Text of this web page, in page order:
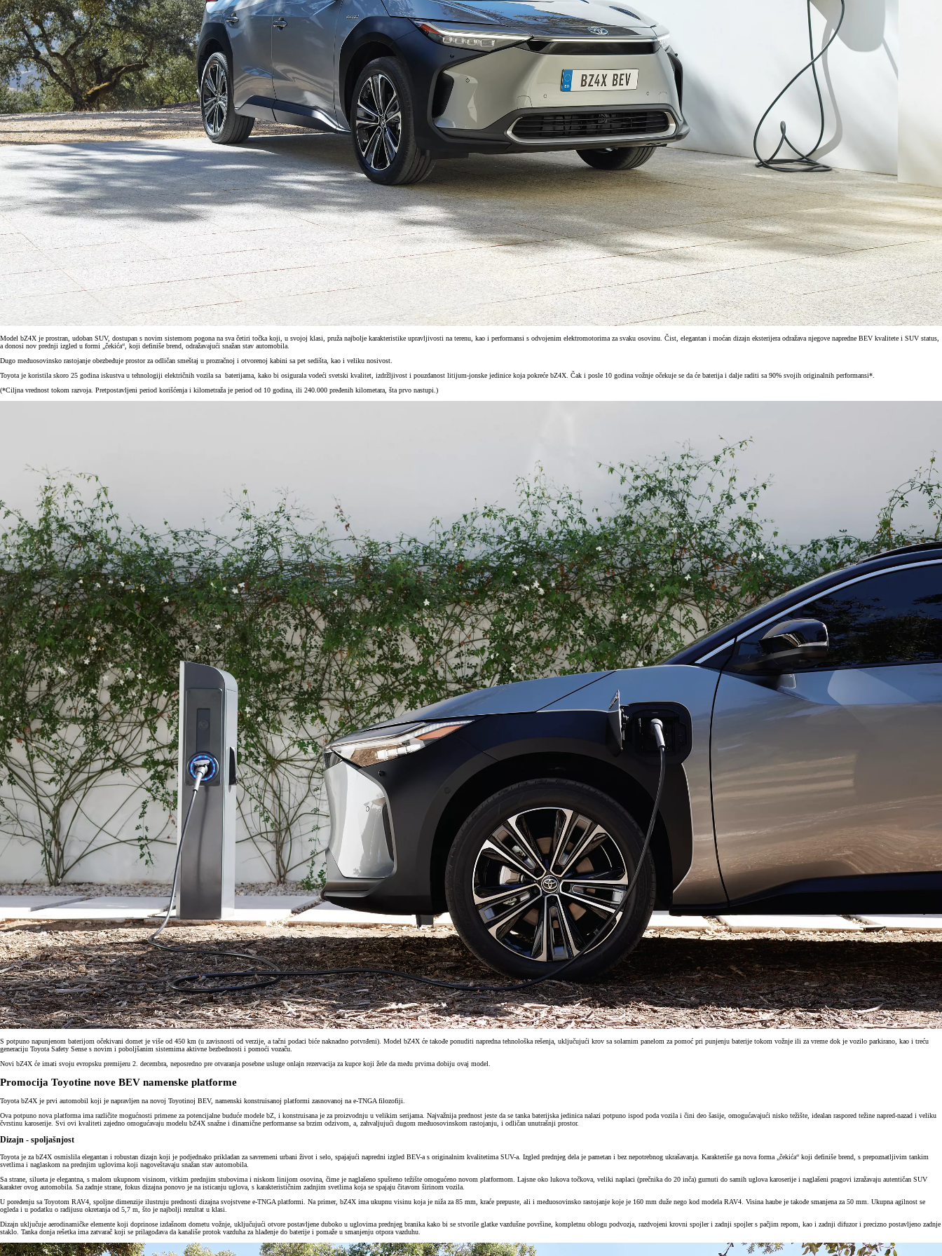
Model bZ4X je prostran, udoban SUV, dostupan s novim sistemom pogona na sva četiri točka koji, u svojoj klasi, pruža najbolje karakteristike upravljivosti na terenu, kao i performansi s odvojenim elektromotorima za svaku osovinu. Čist, elegantan i moćan dizajn eksterijera odražava njegove napredne BEV kvalitete i SUV status,
a donosi nov prednji izgled u formi „čekića“, koji definiše brend, odražavajući snažan stav automobila.
Dugo međuosovinsko rastojanje obezbeđuje prostor za odličan smeštaj u prozračnoj i otvorenoj kabini sa pet sedišta, kao i veliku nosivost.
Toyota je koristila skoro 25 godina iskustva u tehnologiji električnih vozila sa baterijama, kako bi osigurala vodeći svetski kvalitet, izdržljivost i pouzdanost litijum-jonske jedinice koja pokreće bZ4X. Čak i posle 10 godina vožnje očekuje se da će baterija i dalje raditi sa 90% svojih originalnih performansi*.
(*Ciljna vrednost tokom razvoja. Pretpostavljeni period korišćenja i kilometraža je period od 10 godina, ili 240.000 pređenih kilometara, šta prvo nastupi.)
S potpuno napunjenom baterijom očekivani domet je više od 450 km (u zavisnosti od verzije, a tačni podaci biće naknadno potvrđeni). Model bZ4X će takođe ponuditi napredna tehnološka rešenja, uključujući krov sa solarnim panelom za pomoć pri punjenju baterije tokom vožnje ili za vreme dok je vozilo parkirano, kao i treću
generaciju Toyota Safety Sense s novim i poboljšanim sistemima aktivne bezbednosti i pomoći vozaču.
Novi bZ4X će imati svoju evropsku premijeru 2. decembra, neposredno pre otvaranja posebne usluge onlajn rezervacija za kupce koji žele da među prvima dobiju ovaj model.
Promocija Toyotine nove BEV namenske platforme
Toyota bZ4X je prvi automobil koji je napravljen na novoj Toyotinoj BEV, namenski konstruisanoj platformi zasnovanoj na e-TNGA filozofiji.
Ova potpuno nova platforma ima različite mogućnosti primene za potencijalne buduće modele bZ, i konstruisana je za proizvodnju u velikim serijama. Najvažnija prednost jeste da se tanka baterijska jedinica nalazi potpuno ispod poda vozila i čini deo šasije, omogućavajući nisko težište, idealan raspored težine napred-nazad i veliku
čvrstinu karoserije. Svi ovi kvaliteti zajedno omogućavaju modelu bZ4X snažne i dinamične performanse sa brzim odzivom, a, zahvaljujući dugom međuosovinskom rastojanju, i odličan unutrašnji prostor.
Dizajn - spoljašnjost
Toyota je za bZ4X osmislila elegantan i robustan dizajn koji je podjednako prikladan za savremeni urbani život i selo, spajajući napredni izgled BEV-a s originalnim kvalitetima SUV-a. Izgled prednjeg dela je pametan i bez nepotrebnog ukrašavanja. Karakteriše ga nova forma „čekića“ koji definiše brend, s prepoznatljivim tankim
svetlima i naglaskom na prednjim uglovima koji nagoveštavaju snažan stav automobila.
Sa strane, silueta je elegantna, s malom ukupnom visinom, vitkim prednjim stubovima i niskom linijom osovina, čime je naglašeno spušteno težište omogućeno novom platformom. Lajsne oko lukova točkova, veliki naplaci (prečnika do 20 inča) gurnuti do samih uglova karoserije i naglašeni pragovi izražavaju autentičan SUV
karakter ovog automobila. Sa zadnje strane, fokus dizajna ponovo je na isticanju uglova, s karakterističnim zadnjim svetlima koja se spajaju čitavom širinom vozila.
U poređenju sa Toyotom RAV4, spoljne dimenzije ilustruju prednosti dizajna svojstvene e-TNGA platformi. Na primer, bZ4X ima ukupnu visinu koja je niža za 85 mm, kraće prepuste, ali i međuosovinsko rastojanje koje je 160 mm duže nego kod modela RAV4. Visina haube je takođe smanjena za 50 mm. Ukupna agilnost se
ogleda i u podatku o radijusu okretanja od 5,7 m, što je najbolji rezultat u klasi.
Dizajn uključuje aerodinamičke elemente koji doprinose izdašnom dometu vožnje, uključujući otvore postavljene duboko u uglovima prednjeg branika kako bi se stvorile glatke vazdušne površine, kompletnu oblogu podvozja, razdvojeni krovni spojler i zadnji spojler s pačjim repom, kao i zadnji difuzor i precizno postavljeno zadnje
staklo. Tanka donja rešetka ima zatvarač koji se prilagođava da kanališe protok vazduha za hlađenje do baterije i pomaže u smanjenju otpora vazduhu.